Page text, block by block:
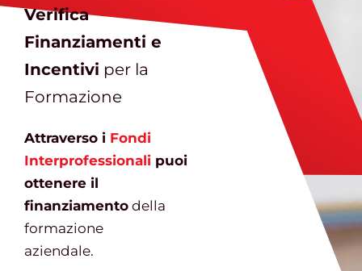
Verifica
Finanziamenti e
Incentivi per la
Formazione
Attraverso i Fondi
Interprofessionalipuoi
ottenere il
finanziamentodella
formazione
aziendale.